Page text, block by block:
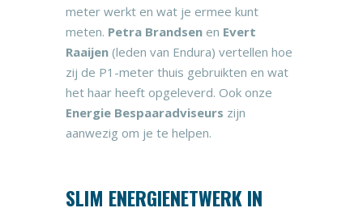
meter werkt en wat je ermee kunt
meten. Petra Brandsenen Evert
Raaijen(leden van Endura) vertellen hoe
zij de P1-meter thuis gebruikten en wat
het haar heeft opgeleverd. Ook onze
Energie Bespaaradviseurs zijn
aanwezig om je te helpen.
SLIM ENERGIENETWERK IN